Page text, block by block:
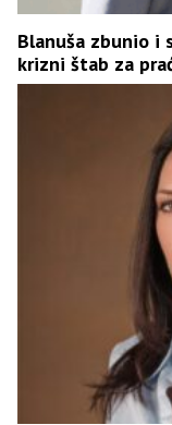
Blanuša zbunio i
krizni štab za